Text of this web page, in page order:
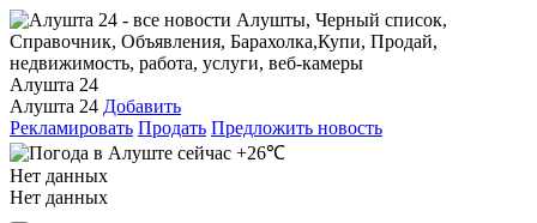
Алушта 24
Алушта 24 Добавить
Рекламировать Продать Предложить новость
+26℃
Нет данных
Нет данных